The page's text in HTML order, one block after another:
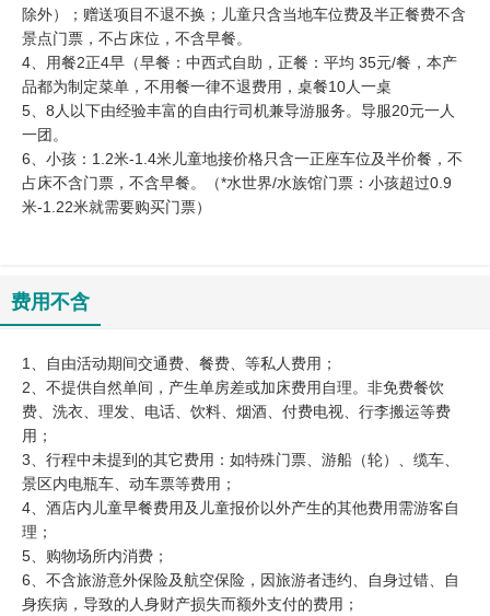
除外）；赠送项目不退不换；儿童只含当地车位费及半正餐费不含
景点门票，不占床位，不含早餐。
4、用餐2正4早（早餐：中西式自助，正餐：平均 35元/餐，本产
品都为制定菜单，不用餐一律不退费用，桌餐10人一桌
5、8人以下由经验丰富的自由行司机兼导游服务。导服20元一人
一团。
6、小孩：1.2米-1.4米儿童地接价格只含一正座车位及半价餐，不
占床不含门票，不含早餐。（*水世界/水族馆门票：小孩超过0.9
米-1.22米就需要购买门票）
费用不含
1、自由活动期间交通费、餐费、等私人费用；
2、不提供自然单间，产生单房差或加床费用自理。非免费餐饮
费、洗衣、理发、电话、饮料、烟酒、付费电视、行李搬运等费
用；
3、行程中未提到的其它费用：如特殊门票、游船（轮）、缆车、
景区内电瓶车、动车票等费用；
4、酒店内儿童早餐费用及儿童报价以外产生的其他费用需游客自
理；
5、购物场所内消费；
6、不含旅游意外保险及航空保险，因旅游者违约、自身过错、自
身疾病，导致的人身财产损失而额外支付的费用；